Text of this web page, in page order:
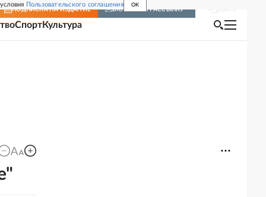
Пользовательского соглашения OK
ПОДПИСКА НА ИЗДАНИЕ ВКЛЮЧИТЬ РАССЫЛКУ
СпортКультура